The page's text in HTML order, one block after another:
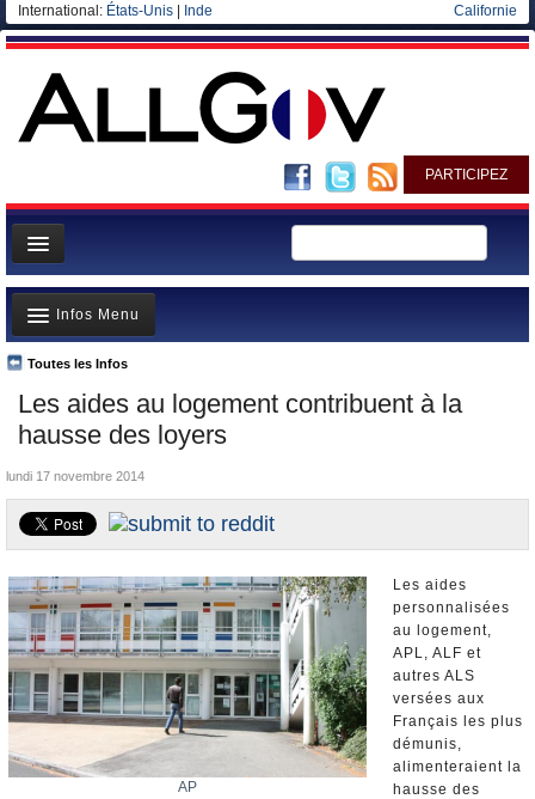
International: États-Unis Inde Californie
PARTICIPEZ
Page d'accueil
Infos
Gouvernement
Ministères/Directions
Blog
Elections européennes
Les aides au logement contribuent à la
hausse des loyers
Toutes les Infos
Infos Menu
A la Une
Polémiques
La France et le Monde
Nominations et Démissions
Elections européennes
Infos insolites
lundi 17 novembre 2014
AP
Les aides
personnalisées
au logement,
APL, ALF et
autres ALS
versées aux
Français les plus
démunis,
alimenteraient la
hausse des